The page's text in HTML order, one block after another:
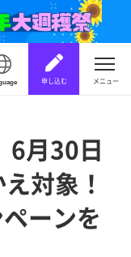
申し込む メニュー
6月30日
対象！
ーンを